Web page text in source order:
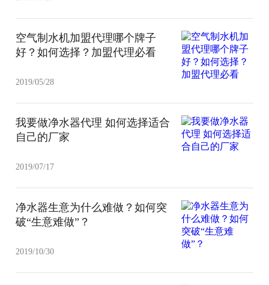
空气制水机加盟代理哪个牌子
好？如何选择？加盟代理必看
2019/05/28
我要做净水器代理 如何选择适合
自己的厂家
2019/07/17
净水器生意为什么难做？如何突
破“生意难做”？
2019/10/30